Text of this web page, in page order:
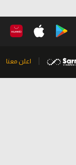
اعلن معنا